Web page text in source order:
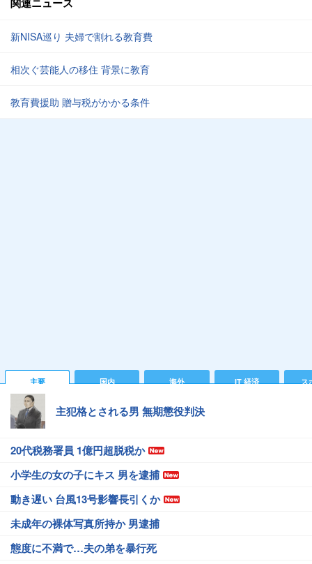
新NISA巡り 夫婦で割れる教育費
相次ぐ芸能人の移住 背景に教育
教育費援助 贈与税がかかる条件
主要 国内 海外 IT 経済 ス
主犯格とされる男 無期懲役判決
20代税務署員 1億円超脱税か
小学生の女の子にキス 男を逮捕
動き遅い 台風13号影響長引くか
未成年の裸体写真所持か 男逮捕
態度に不満で…夫の弟を暴行死